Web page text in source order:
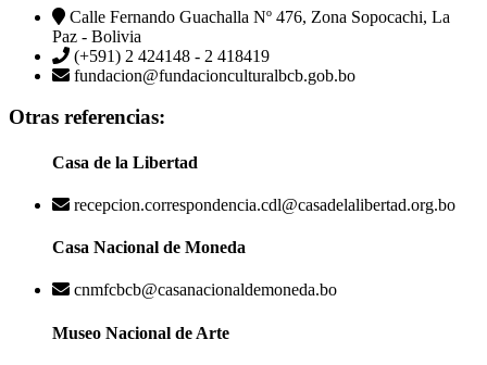
Calle Fernando Guachalla Nº 476, Zona Sopocachi, La
Paz - Bolivia
(+591) 2 424148 - 2 418419
fundacion@fundacionculturalbcb.gob.bo
Otras referencias:
Casa de la Libertad
recepcion.correspondencia.cdl@casadelalibertad.org.bo
Casa Nacional de Moneda
cnmfcbcb@casanacionaldemoneda.bo
Museo Nacional de Arte